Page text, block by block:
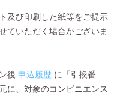
及び印刷した紙等をご提示
ていただく場合がございま
後 申込履歴 に「引換番
に、対象のコンビニエンス